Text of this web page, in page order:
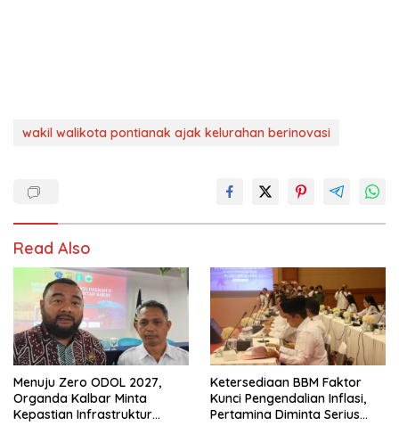
wakil walikota pontianak ajak kelurahan berinovasi
Read Also
Menuju Zero ODOL 2027,
Organda Kalbar Minta
Kepastian Infrastruktur
Ketersediaan BBM Faktor
Kunci Pengendalian Inflasi,
Pertamina Diminta Serius